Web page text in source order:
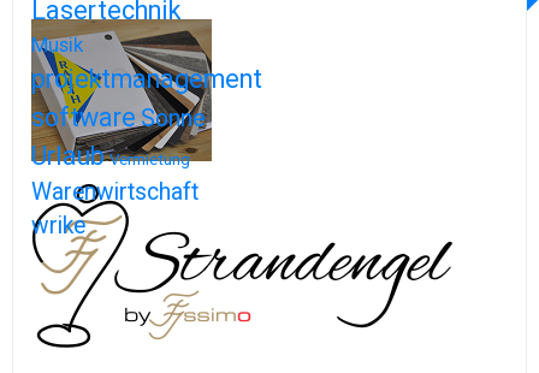
Lasertechnik
Musik
projektmanagement
softwareSonne
Urlaub Vermietung
Warenwirtschaft
wrike